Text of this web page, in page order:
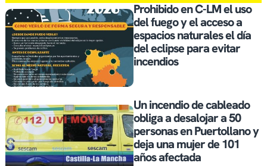
Prohibido en C-LM el uso
del fuego y el acceso a
espacios naturales el día
del eclipse para evitar
incendios
Un incendio de cableado
obliga a desalojar a 50
personas en Puertollano y
deja una mujer de 101
años afectada